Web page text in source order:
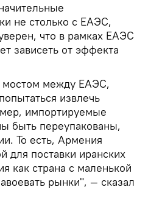
не столько с ЕАЭС,
что в рамках ЕАЭС
зависеть от эффекта
мостом между ЕАЭС,
извлечь
импортируемые
быть переупакованы,
То есть, Армения
для поставки иранских
как страна с маленькой
рынки", — сказал